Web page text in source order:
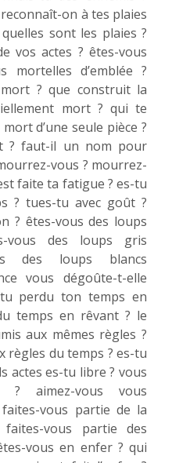
on à tes plaies
sont les plaies ?
vos actes ? êtes-vous
mortelles d’emblée ?
? que construit la
mort ? qui te
d’une seule pièce ?
? faut-il un nom pour
vous ? mourrez-
faite ta fatigue ? es-tu
? tues-tu avec goût ?
? êtes-vous des loups
vous des loups gris
des loups blancs
vous dégoûte-t-elle
perdu ton temps en
temps en rêvant ? le
aux mêmes règles ?
règles du temps ? es-tu
actes es-tu libre ? vous
? aimez-vous vous
vous partie de la
vous partie des
vous en enfer ? qui